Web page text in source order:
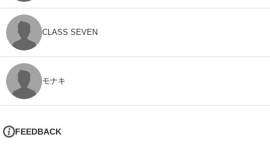
CLASS SEVEN
モナキ
FEEDBACK